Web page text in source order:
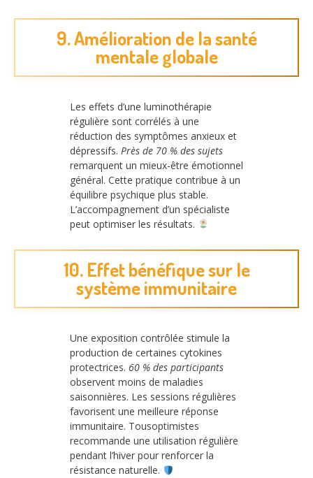
9. Amélioration de la santé
mentale globale
Les effets d’une luminothérapie
régulière sont corrélés à une
réduction des symptômes anxieux et
dépressifs. Près de 70 % des sujets
remarquent un mieux-être émotionnel
général. Cette pratique contribue à un
équilibre psychique plus stable.
L’accompagnement d’un spécialiste
peut optimiser les résultats.
10. Effet bénéfique sur le
système immunitaire
Une exposition contrôlée stimule la
production de certaines cytokines
protectrices. 60 % des participants
observent moins de maladies
saisonnières. Les sessions régulières
favorisent une meilleure réponse
immunitaire. Tousoptimistes
recommande une utilisation régulière
pendant l’hiver pour renforcer la
résistance naturelle.